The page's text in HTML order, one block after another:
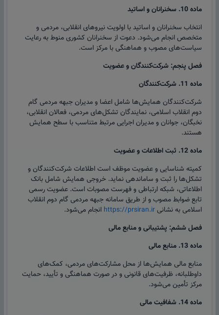
ماده 10. سخنرانان و اساتید
انتخاب سخنرانان و اساتید با اولویت نیروهای انقلابی، مردمی و
متخصص انجام می‌شود. دعوت از سخنرانان کشوری منوط به رعایت
سیاست‌های مصوب و هماهنگی با مرکز است.
فصل پنجم: شرکت‌کنندگان و عضویت
ماده 11. شرکت‌کنندگان
شرکت‌کنندگان همایش‌ها شامل اعضا و مدیران جبهه مردمی گام
دوم انقلاب اسلامی، نمایندگان تشکل‌های مردمی، فعالان انقلابی،
نخبگان، جوانان و مدیران اجرایی مرتبط متناسب با سطح همایش
هستند.
ماده 12. ثبت اطلاعات و عضویت
کمیته شناسایی و عضویت موظف است اطلاعات شرکت‌کنندگان و
تشکل‌ها را ثبت و ساماندهی نماید. خروجی همایش شامل بانک
اطلاعاتی، شبکه ارتباطی و فهرست مصوبات است. عضویت رسمی
تابع ضوابط مصوب و از طریق سامانه جبهه مردمی گام دوم انقلاب
اسلامی به نشانیhttps://prsiran.ir انجام می‌شود.
فصل ششم: پشتیبانی و منابع مالی
ماده 13. منابع مالی
منابع مالی همایش‌ها از محل مشارکت‌های مردمی، کمک‌های
داوطلبانه، ظرفیت‌های قانونی و در صورت هماهنگی و تأیید، حمایت
مرکز تأمین می‌شود.
ماده 14. شفافیت مالی